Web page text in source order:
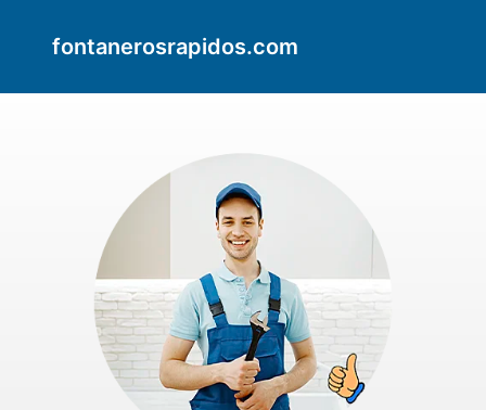
fontanerosrapidos.com